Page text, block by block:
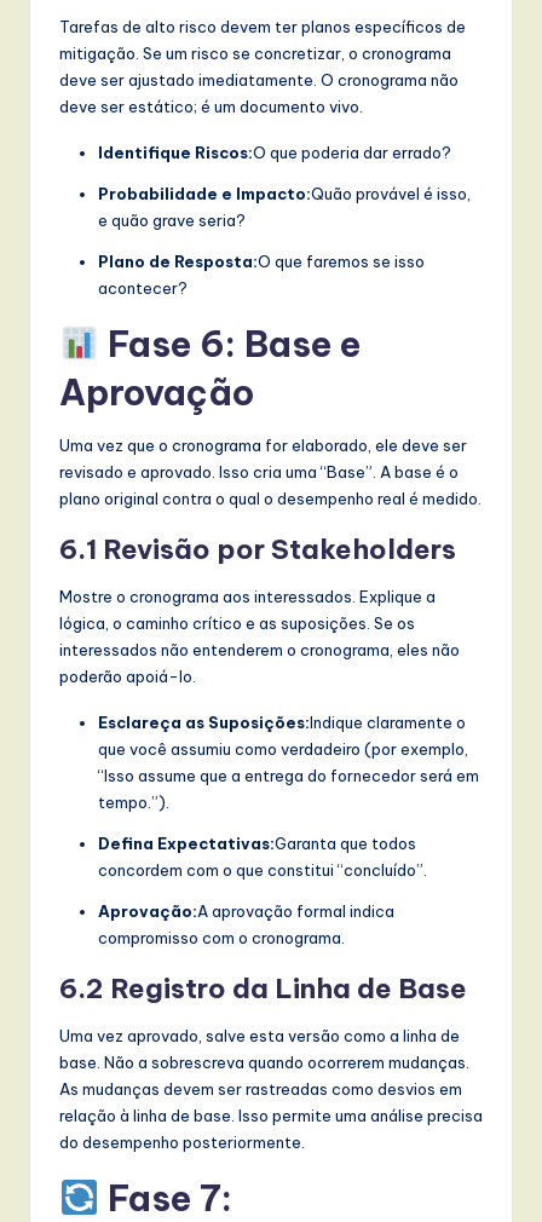
Tarefas de alto risco devem ter planos específicos de
mitigação. Se um risco se concretizar, o cronograma
deve ser ajustado imediatamente. O cronograma não
deve ser estático; é um documento vivo.
Identifique Riscos:O que poderia dar errado?
Probabilidade e Impacto:Quão provável é isso,
e quão grave seria?
Plano de Resposta:O que faremos se isso
acontecer?
Fase 6: Base e
Aprovação
Uma vez que o cronograma for elaborado, ele deve ser
revisado e aprovado. Isso cria uma “Base”. A base é o
plano original contra o qual o desempenho real é medido.
6.1 Revisão por Stakeholders
Mostre o cronograma aos interessados. Explique a
lógica, o caminho crítico e as suposições. Se os
interessados não entenderem o cronograma, eles não
poderão apoiá-lo.
Esclareça as Suposições:Indique claramente o
que você assumiu como verdadeiro (por exemplo,
“Isso assume que a entrega do fornecedor será em
tempo.”).
Defina Expectativas:Garanta que todos
concordem com o que constitui “concluído”.
Aprovação:A aprovação formal indica
compromisso com o cronograma.
6.2 Registro da Linha de Base
Uma vez aprovado, salve esta versão como a linha de
base. Não a sobrescreva quando ocorrerem mudanças.
As mudanças devem ser rastreadas como desvios em
relação à linha de base. Isso permite uma análise precisa
do desempenho posteriormente.
Fase 7: